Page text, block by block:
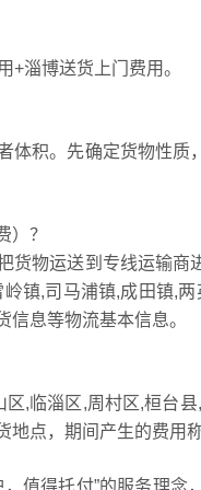
+淄博送货上门费用。
体积。先确定货物性
）？
货物运送到专线运输商
镇,司马浦镇,成田镇,
息等物流基本信息。
,临淄区,周村区,桓台
点，期间产生的费用称
值得托付”的服务理